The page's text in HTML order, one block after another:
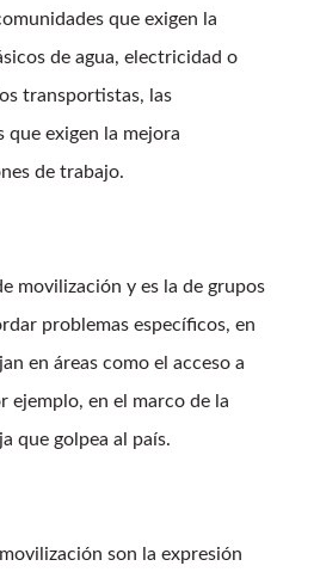
que exigen la
de agua, electricidad o
transportistas, las
que exigen la mejora
de trabajo.
movilización y es la de grupos
problemas específicos, en
en áreas como el acceso a
ejemplo, en el marco de la
que golpea al país.
son la expresión